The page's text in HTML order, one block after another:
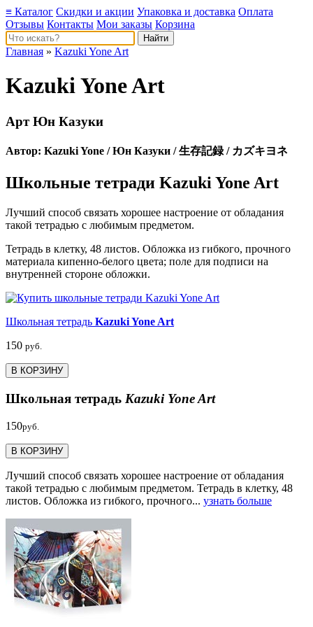
≡ Каталог Скидки и акции Упаковка и доставка Оплата
Отзывы Контакты Мои заказы Корзина
Главная » Kazuki Yone Art
Kazuki Yone Art
Арт Юн Казуки
Автор: Kazuki Yone / Юн Казуки / 生存記録 / カズキヨネ
Школьные тетради Kazuki Yone Art
Лучший способ связать хорошее настроение от обладания
такой тетрадью c любимым предметом.
Тетрадь в клетку, 48 листов. Обложка из гибкого, прочного
материала кипенно-белого цвета; поле для подписи на
внутренней стороне обложки.
Школьная тетрадь Kazuki Yone Art
150 руб.
В КОРЗИНУ
Школьная тетрадь Kazuki Yone Art
150руб.
В КОРЗИНУ
Лучший способ связать хорошее настроение от обладания
такой тетрадью c любимым предметом. Тетрадь в клетку, 48
листов. Обложка из гибкого, прочного... узнать больше